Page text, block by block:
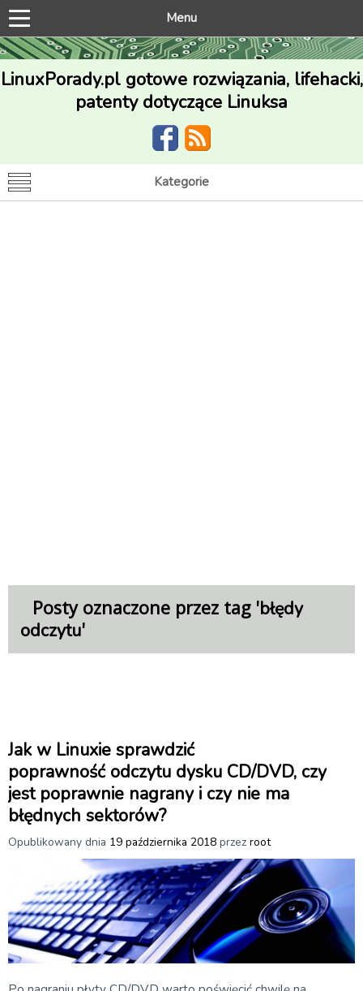
Menu
LinuxPorady.pl gotowe rozwiązania, lifehacki,
patenty dotyczące Linuksa
Kategorie
Posty oznaczone przez tag 'błędy
odczytu'
Jak w Linuxie sprawdzić
poprawność odczytu dysku CD/DVD, czy
jest poprawnie nagrany i czy nie ma
błędnych sektorów?
Opublikowany dnia 19 października 2018 przez root